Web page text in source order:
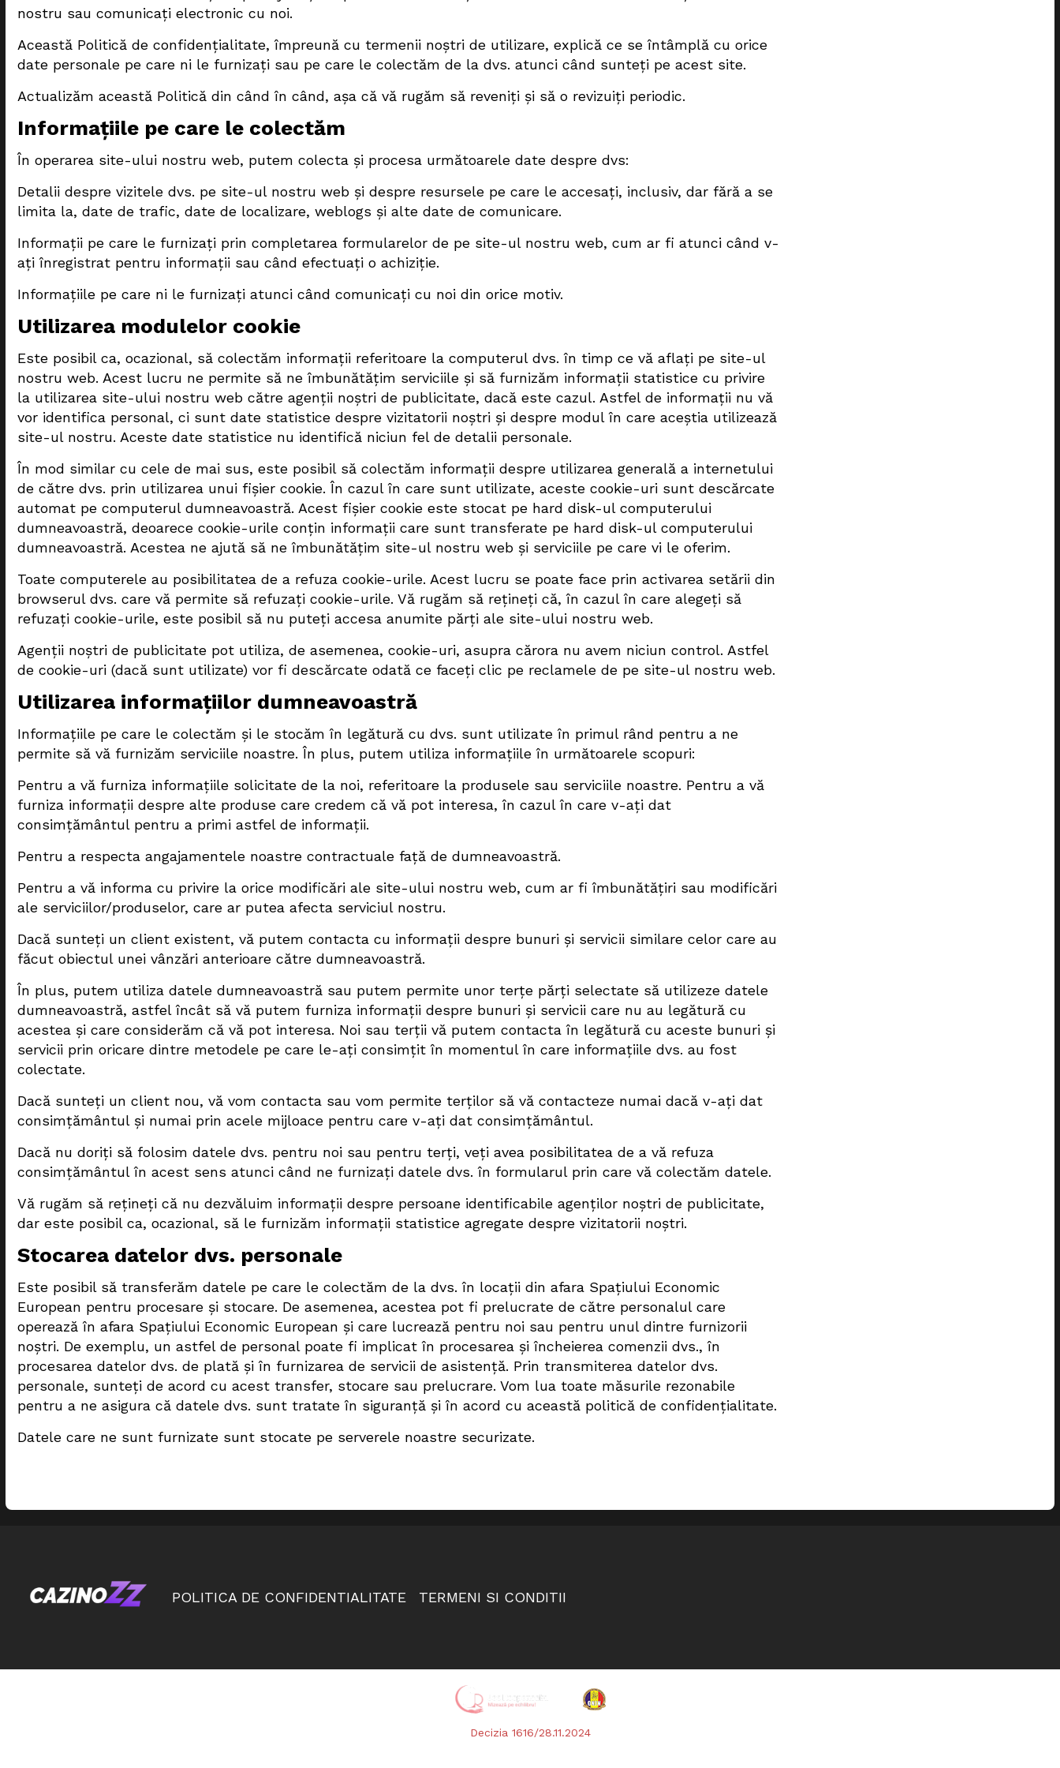
nostru sau comunicați electronic cu noi.
Această Politică de confidențialitate, împreună cu termenii noștri de utilizare, explică ce se întâmplă cu orice
date personale pe care ni le furnizați sau pe care le colectăm de la dvs. atunci când sunteți pe acest site.
Actualizăm această Politică din când în când, așa că vă rugăm să reveniți și să o revizuiți periodic.
Informațiile pe care le colectăm
În operarea site-ului nostru web, putem colecta și procesa următoarele date despre dvs:
Detalii despre vizitele dvs. pe site-ul nostru web și despre resursele pe care le accesați, inclusiv, dar fără a se
limita la, date de trafic, date de localizare, weblogs și alte date de comunicare.
Informații pe care le furnizați prin completarea formularelor de pe site-ul nostru web, cum ar fi atunci când v-
ați înregistrat pentru informații sau când efectuați o achiziție.
Informațiile pe care ni le furnizați atunci când comunicați cu noi din orice motiv.
Utilizarea modulelor cookie
Este posibil ca, ocazional, să colectăm informații referitoare la computerul dvs. în timp ce vă aflați pe site-ul
nostru web. Acest lucru ne permite să ne îmbunătățim serviciile și să furnizăm informații statistice cu privire
la utilizarea site-ului nostru web către agenții noștri de publicitate, dacă este cazul. Astfel de informații nu vă
vor identifica personal, ci sunt date statistice despre vizitatorii noștri și despre modul în care aceștia utilizează
site-ul nostru. Aceste date statistice nu identifică niciun fel de detalii personale.
În mod similar cu cele de mai sus, este posibil să colectăm informații despre utilizarea generală a internetului
de către dvs. prin utilizarea unui fișier cookie. În cazul în care sunt utilizate, aceste cookie-uri sunt descărcate
automat pe computerul dumneavoastră. Acest fișier cookie este stocat pe hard disk-ul computerului
dumneavoastră, deoarece cookie-urile conțin informații care sunt transferate pe hard disk-ul computerului
dumneavoastră. Acestea ne ajută să ne îmbunătățim site-ul nostru web și serviciile pe care vi le oferim.
Toate computerele au posibilitatea de a refuza cookie-urile. Acest lucru se poate face prin activarea setării din
browserul dvs. care vă permite să refuzați cookie-urile. Vă rugăm să rețineți că, în cazul în care alegeți să
refuzați cookie-urile, este posibil să nu puteți accesa anumite părți ale site-ului nostru web.
Agenții noștri de publicitate pot utiliza, de asemenea, cookie-uri, asupra cărora nu avem niciun control. Astfel
de cookie-uri (dacă sunt utilizate) vor fi descărcate odată ce faceți clic pe reclamele de pe site-ul nostru web.
Utilizarea informațiilor dumneavoastră
Informațiile pe care le colectăm și le stocăm în legătură cu dvs. sunt utilizate în primul rând pentru a ne
permite să vă furnizăm serviciile noastre. În plus, putem utiliza informațiile în următoarele scopuri:
Pentru a vă furniza informațiile solicitate de la noi, referitoare la produsele sau serviciile noastre. Pentru a vă
furniza informații despre alte produse care credem că vă pot interesa, în cazul în care v-ați dat
consimțământul pentru a primi astfel de informații.
Pentru a respecta angajamentele noastre contractuale față de dumneavoastră.
Pentru a vă informa cu privire la orice modificări ale site-ului nostru web, cum ar fi îmbunătățiri sau modificări
ale serviciilor/produselor, care ar putea afecta serviciul nostru.
Dacă sunteți un client existent, vă putem contacta cu informații despre bunuri și servicii similare celor care au
făcut obiectul unei vânzări anterioare către dumneavoastră.
În plus, putem utiliza datele dumneavoastră sau putem permite unor terțe părți selectate să utilizeze datele
dumneavoastră, astfel încât să vă putem furniza informații despre bunuri și servicii care nu au legătură cu
acestea și care considerăm că vă pot interesa. Noi sau terții vă putem contacta în legătură cu aceste bunuri și
servicii prin oricare dintre metodele pe care le-ați consimțit în momentul în care informațiile dvs. au fost
colectate.
Dacă sunteți un client nou, vă vom contacta sau vom permite terților să vă contacteze numai dacă v-ați dat
consimțământul și numai prin acele mijloace pentru care v-ați dat consimțământul.
Dacă nu doriți să folosim datele dvs. pentru noi sau pentru terți, veți avea posibilitatea de a vă refuza
consimțământul în acest sens atunci când ne furnizați datele dvs. în formularul prin care vă colectăm datele.
Vă rugăm să rețineți că nu dezvăluim informații despre persoane identificabile agenților noștri de publicitate,
dar este posibil ca, ocazional, să le furnizăm informații statistice agregate despre vizitatorii noștri.
Stocarea datelor dvs. personale
Este posibil să transferăm datele pe care le colectăm de la dvs. în locații din afara Spațiului Economic
European pentru procesare și stocare. De asemenea, acestea pot fi prelucrate de către personalul care
operează în afara Spațiului Economic European și care lucrează pentru noi sau pentru unul dintre furnizorii
noștri. De exemplu, un astfel de personal poate fi implicat în procesarea și încheierea comenzii dvs., în
procesarea datelor dvs. de plată și în furnizarea de servicii de asistență. Prin transmiterea datelor dvs.
personale, sunteți de acord cu acest transfer, stocare sau prelucrare. Vom lua toate măsurile rezonabile
pentru a ne asigura că datele dvs. sunt tratate în siguranță și în acord cu această politică de confidențialitate.
Datele care ne sunt furnizate sunt stocate pe serverele noastre securizate.
POLITICA DE CONFIDENTIALITATE TERMENI SI CONDITII
Decizia 1616/28.11.2024